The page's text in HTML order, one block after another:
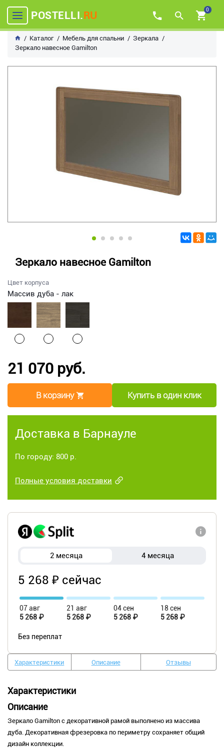
POSTELLI.RU 0
Каталог Мебель для спальни
Зеркала
Зеркало навесное Gamilton
Зеркало навесное Gamilton
Цвет корпуса
Массив дуба - лак
21 070 руб.
В корзину Купить в один клик
Доставка в Барнауле
По городу: 800 р.
Полные условия доставки
2 месяца 4 месяца
5 268 ₽ сейчас
07 авг
5 268 ₽
21 авг
5 268 ₽
04 сен
5 268 ₽
18 сен
5 268 ₽
Без переплат
Характеристики Описание Отзывы
Характеристики
Описание
Зеркало Gamilton с декоративной рамой выполнено из массива
дуба. Декоративная фрезеровка по периметру сохраняет общий
дизайн коллекции.